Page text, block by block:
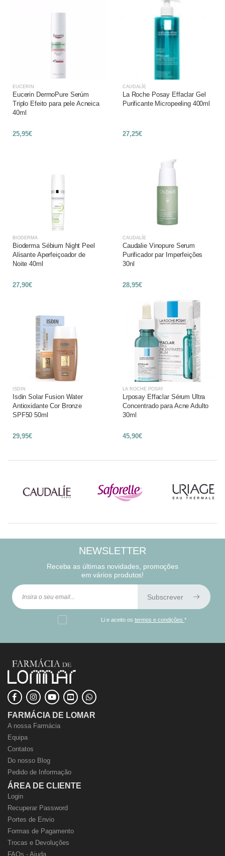
EUCERIN
Eucerin DermoPure Serúm
Triplo Efeito para pele Acneica
40ml
25,95€
CAUDALÍE
La Roche Posay Effaclar Gel
Purificante Micropeeling 400ml
27,25€
BIODERMA
Bioderma Sébium Night Peel
Alisante Aperfeiçoador de
Noite 40ml
27,90€
CAUDALÍE
Caudalie Vinopure Serum
Purificador par Imperfeições
30nl
28,95€
ISDIN
Isdin Solar Fusion Water
Antioxidante Cor Bronze
SPF50 50ml
29,95€
LA ROCHE POSAY
Lrposay Effaclar Sérum Ultra
Concentrado para Acne Adulto
30ml
45,90€
NEWSLETTER
Receba as últimas novidades, promoções
em vários produtos!
Subscrever
Li e aceito ostermos e condições*
FARMÁCIA DE LOMAR
A nossa Farmácia
Equipa
Contatos
Do nosso Blog
Pedido de Informação
ÁREA DE CLIENTE
Login
Recuperar Password
Portes de Envio
Formas de Pagamento
Trocas e Devoluções
FAQs - Ajuda